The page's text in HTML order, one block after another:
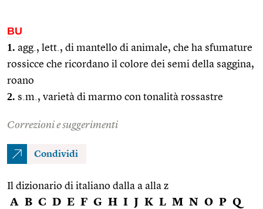
BU
1. agg., lett., di mantello di animale, che ha sfumature
rossicce che ricordano il colore dei semi della saggina,
roano
2. s.m., varietà di marmo con tonalità rossastre
Correzioni e suggerimenti
Condividi
Il dizionario di italiano dalla a alla z
A B C D E F G H I J K L M N O P Q